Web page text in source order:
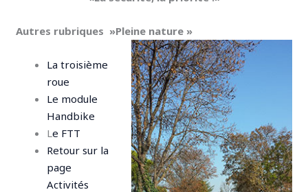
Autres rubriques »Pleine nature »
La troisième
roue
Le module
Handbike
Le FTT
Retour sur la
page
Activités